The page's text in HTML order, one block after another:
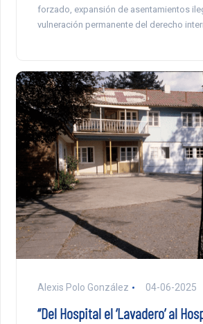
forzado, expansión de asentamientos
vulneración permanente del derecho
Alexis Polo González 04-06-2025
“Del Hospital el ‘Lavadero’ al